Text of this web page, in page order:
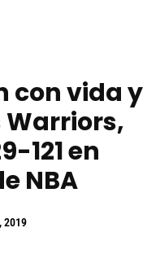
con vida y
121 en
NBA
2019